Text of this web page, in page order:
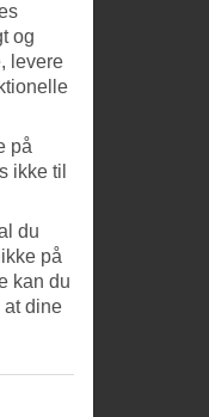
og
levere
på
ikke til
du
på
kan du
at dine